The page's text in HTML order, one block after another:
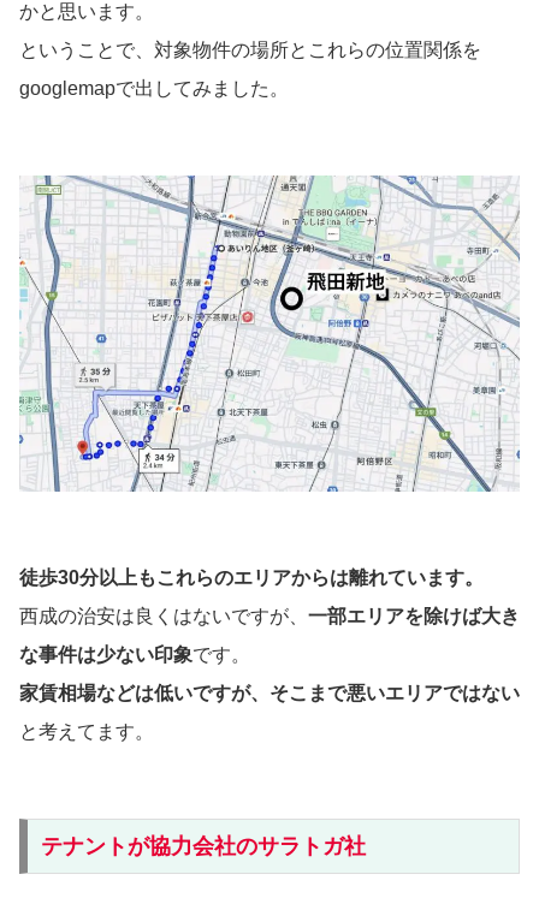
かと思います。
ということで、対象物件の場所とこれらの位置関係を
googlemapで出してみました。
徒歩30分以上もこれらのエリアからは離れています。
西成の治安は良くはないですが、 一部エリアを除けば大き
な事件は少ない印象です。
家賃相場などは低いですが、そこまで悪いエリアではない
と考えてます。
テナントが協力会社のサラトガ社